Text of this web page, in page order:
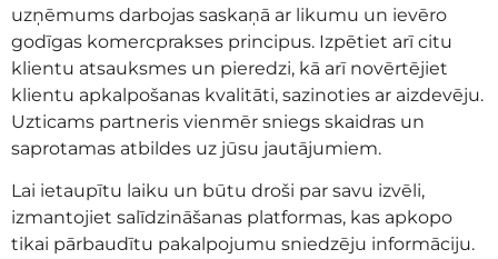
uzņēmums darbojas saskaņā ar likumu un ievēro
godīgas komercprakses principus. Izpētiet arī citu
klientu atsauksmes un pieredzi, kā arī novērtējiet
klientu apkalpošanas kvalitāti, sazinoties ar aizdevēju.
Uzticams partneris vienmēr sniegs skaidras un
saprotamas atbildes uz jūsu jautājumiem.
Lai ietaupītu laiku un būtu droši par savu izvēli,
izmantojiet salīdzināšanas platformas, kas apkopo
tikai pārbaudītu pakalpojumu sniedzēju informāciju.